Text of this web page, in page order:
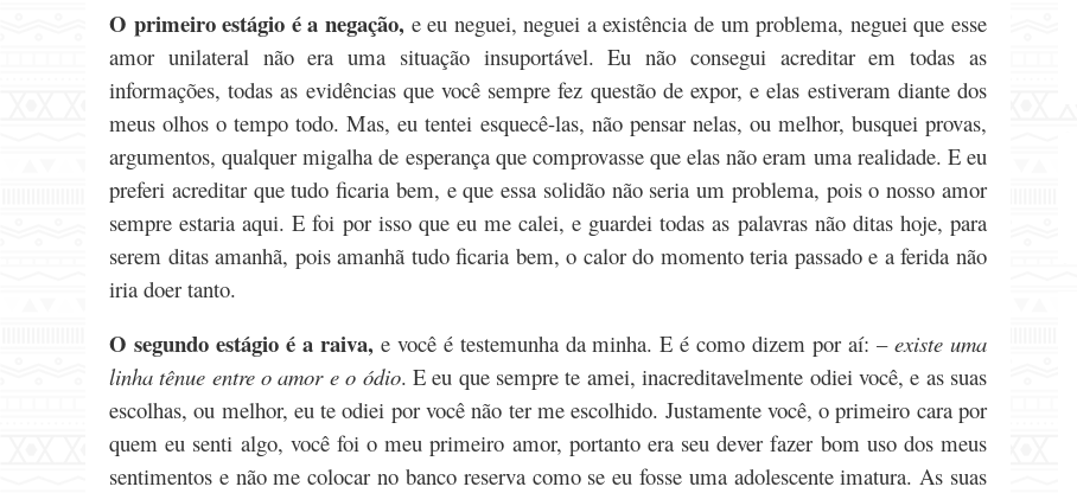
O primeiro estágio é a negação, e eu neguei, neguei a existência de um problema, neguei que esse
amor unilateral não era uma situação insuportável. Eu não consegui acreditar em todas as
informações, todas as evidências que você sempre fez questão de expor, e elas estiveram diante dos
meus olhos o tempo todo. Mas, eu tentei esquecê-las, não pensar nelas, ou melhor, busquei provas,
argumentos, qualquer migalha de esperança que comprovasse que elas não eram uma realidade. E eu
preferi acreditar que tudo ficaria bem, e que essa solidão não seria um problema, pois o nosso amor
sempre estaria aqui. E foi por isso que eu me calei, e guardei todas as palavras não ditas hoje, para
serem ditas amanhã, pois amanhã tudo ficaria bem, o calor do momento teria passado e a ferida não
iria doer tanto.
O segundo estágio é a raiva, e você é testemunha da minha. E é como dizem por aí: –existe uma
linha tênue entre o amor e o ódio. E eu que sempre te amei, inacreditavelmente odiei você, e as suas
escolhas, ou melhor, eu te odiei por você não ter me escolhido. Justamente você, o primeiro cara por
quem eu senti algo, você foi o meu primeiro amor, portanto era seu dever fazer bom uso dos meus
sentimentos e não me colocar no banco reserva como se eu fosse uma adolescente imatura. As suas